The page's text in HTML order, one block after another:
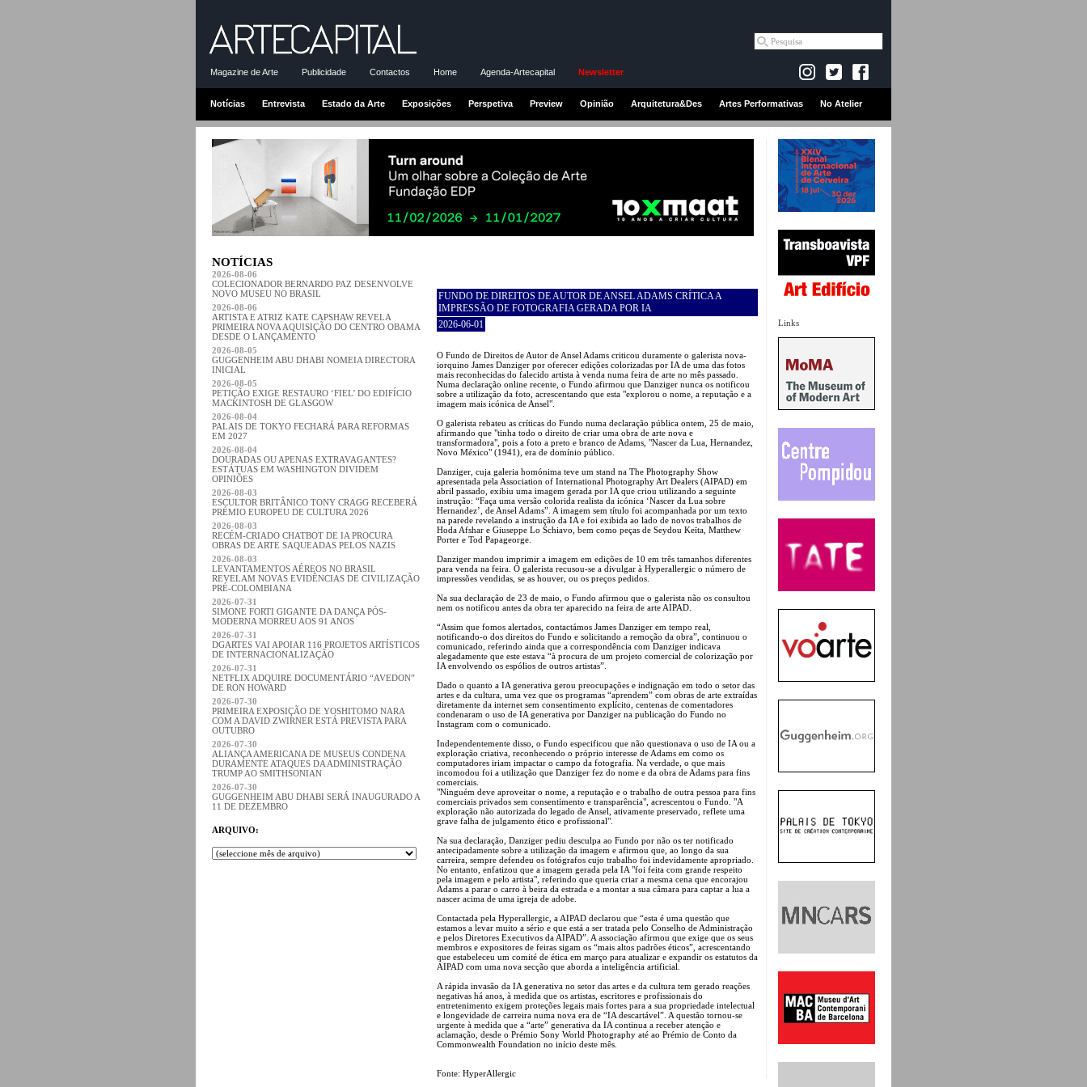
Magazine de Arte Publicidade Contactos Home Agenda-Artecapital Newsletter
Notícias Entrevista Estado da Arte Exposições Perspetiva Preview Opinião Arquitetura&Des Artes Performativas No Atelier
Links
NOTÍCIAS
2026-08-06
COLECIONADOR BERNARDO PAZ DESENVOLVE
NOVO MUSEU NO BRASIL
2026-08-06
ARTISTA E ATRIZ KATE CAPSHAW REVELA
PRIMEIRA NOVA AQUISIÇÃO DO CENTRO OBAMA
DESDE O LANÇAMENTO
2026-08-05
GUGGENHEIM ABU DHABI NOMEIA DIRECTORA
INICIAL
2026-08-05
PETIÇÃO EXIGE RESTAURO ‘FIEL’ DO EDIFÍCIO
MACKINTOSH DE GLASGOW
2026-08-04
PALAIS DE TOKYO FECHARÁ PARA REFORMAS
EM 2027
2026-08-04
DOURADAS OU APENAS EXTRAVAGANTES?
ESTÁTUAS EM WASHINGTON DIVIDEM
OPINIÕES
2026-08-03
ESCULTOR BRITÂNICO TONY CRAGG RECEBERÁ
PRÉMIO EUROPEU DE CULTURA 2026
2026-08-03
RECÉM-CRIADO CHATBOT DE IA PROCURA
OBRAS DE ARTE SAQUEADAS PELOS NAZIS
2026-08-03
LEVANTAMENTOS AÉREOS NO BRASIL
REVELAM NOVAS EVIDÊNCIAS DE CIVILIZAÇÃO
PRÉ-COLOMBIANA
2026-07-31
SIMONE FORTI GIGANTE DA DANÇA PÓS-
MODERNA MORREU AOS 91 ANOS
2026-07-31
DGARTES VAI APOIAR 116 PROJETOS ARTÍSTICOS
DE INTERNACIONALIZAÇÃO
2026-07-31
NETFLIX ADQUIRE DOCUMENTÁRIO “AVEDON”
DE RON HOWARD
2026-07-30
PRIMEIRA EXPOSIÇÃO DE YOSHITOMO NARA
COM A DAVID ZWIRNER ESTÁ PREVISTA PARA
OUTUBRO
2026-07-30
ALIANÇA AMERICANA DE MUSEUS CONDENA
DURAMENTE ATAQUES DA ADMINISTRAÇÃO
TRUMP AO SMITHSONIAN
2026-07-30
GUGGENHEIM ABU DHABI SERÁ INAUGURADO A
11 DE DEZEMBRO
ARQUIVO:
FUNDO DE DIREITOS DE AUTOR DE ANSEL ADAMS CRÍTICA A
IMPRESSÃO DE FOTOGRAFIA GERADA POR IA
2026-06-01
O Fundo de Direitos de Autor de Ansel Adams criticou duramente o galerista nova-
iorquino James Danziger por oferecer edições colorizadas por IA de uma das fotos
mais reconhecidas do falecido artista à venda numa feira de arte no mês passado.
Numa declaração online recente, o Fundo afirmou que Danziger nunca os notificou
sobre a utilização da foto, acrescentando que esta "explorou o nome, a reputação e a
imagem mais icónica de Ansel".
O galerista rebateu as críticas do Fundo numa declaração pública ontem, 25 de maio,
afirmando que "tinha todo o direito de criar uma obra de arte nova e
transformadora", pois a foto a preto e branco de Adams, "Nascer da Lua, Hernandez,
Novo México" (1941), era de domínio público.
Danziger, cuja galeria homónima teve um stand na The Photography Show
apresentada pela Association of International Photography Art Dealers (AIPAD) em
abril passado, exibiu uma imagem gerada por IA que criou utilizando a seguinte
instrução: “Faça uma versão colorida realista da icónica ‘Nascer da Lua sobre
Hernandez’, de Ansel Adams”. A imagem sem título foi acompanhada por um texto
na parede revelando a instrução da IA ​​e foi exibida ao lado de novos trabalhos de
Hoda Afshar e Giuseppe Lo Schiavo, bem como peças de Seydou Keïta, Matthew
Porter e Tod Papageorge.
Danziger mandou imprimir a imagem em edições de 10 em três tamanhos diferentes
para venda na feira. O galerista recusou-se a divulgar à Hyperallergic o número de
impressões vendidas, se as houver, ou os preços pedidos.
Na sua declaração de 23 de maio, o Fundo afirmou que o galerista não os consultou
nem os notificou antes da obra ter aparecido na feira de arte AIPAD.
“Assim que fomos alertados, contactámos James Danziger em tempo real,
notificando-o dos direitos do Fundo e solicitando a remoção da obra”, continuou o
comunicado, referindo ainda que a correspondência com Danziger indicava
alegadamente que este estava “à procura de um projeto comercial de colorização por
IA envolvendo os espólios de outros artistas”.
Dado o quanto a IA generativa gerou preocupações e indignação em todo o setor das
artes e da cultura, uma vez que os programas “aprendem” com obras de arte extraídas
diretamente da internet sem consentimento explícito, centenas de comentadores
condenaram o uso de IA generativa por Danziger na publicação do Fundo no
Instagram com o comunicado.
Independentemente disso, o Fundo especificou que não questionava o uso de IA ou a
exploração criativa, reconhecendo o próprio interesse de Adams em como os
computadores iriam impactar o campo da fotografia. Na verdade, o que mais
incomodou foi a utilização que Danziger fez do nome e da obra de Adams para fins
comerciais.
"Ninguém deve aproveitar o nome, a reputação e o trabalho de outra pessoa para fins
comerciais privados sem consentimento e transparência", acrescentou o Fundo. "A
exploração não autorizada do legado de Ansel, ativamente preservado, reflete uma
grave falha de julgamento ético e profissional".
Na sua declaração, Danziger pediu desculpa ao Fundo por não os ter notificado
antecipadamente sobre a utilização da imagem e afirmou que, ao longo da sua
carreira, sempre defendeu os fotógrafos cujo trabalho foi indevidamente apropriado.
No entanto, enfatizou que a imagem gerada pela IA "foi feita com grande respeito
pela imagem e pelo artista", referindo que queria criar a mesma cena que encorajou
Adams a parar o carro à beira da estrada e a montar a sua câmara para captar a lua a
nascer acima de uma igreja de adobe.
Contactada pela Hyperallergic, a AIPAD declarou que “esta é uma questão que
estamos a levar muito a sério e que está a ser tratada pelo Conselho de Administração
e pelos Diretores Executivos da AIPAD”. A associação afirmou que exige que os seus
membros e expositores de feiras sigam os “mais altos padrões éticos”, acrescentando
que estabeleceu um comité de ética em março para atualizar e expandir os estatutos da
AIPAD com uma nova secção que aborda a inteligência artificial.
A rápida invasão da IA ​​generativa no setor das artes e da cultura tem gerado reações
negativas há anos, à medida que os artistas, escritores e profissionais do
entretenimento exigem proteções legais mais fortes para a sua propriedade intelectual
e longevidade de carreira numa nova era de “IA descartável”. A questão tornou-se
urgente à medida que a “arte” generativa da IA ​​continua a receber atenção e
aclamação, desde o Prémio Sony World Photography até ao Prémio de Conto da
Commonwealth Foundation no início deste mês.
Fonte: HyperAllergic